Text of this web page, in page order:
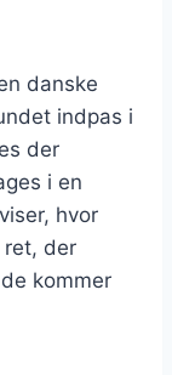
danske
indpas i
der
i en
hvor
ret, der
kommer